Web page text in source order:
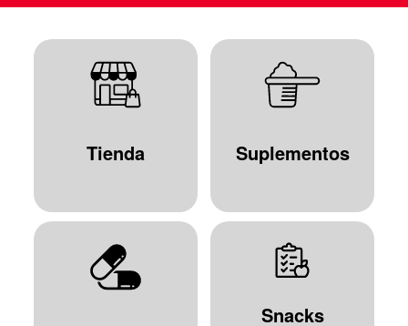
Tienda Suplementos
Snacks